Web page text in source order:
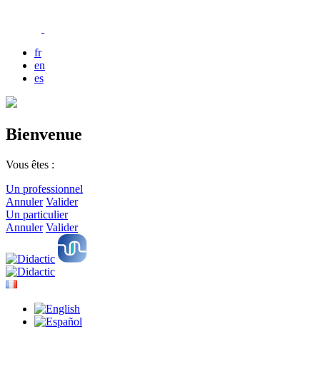
fr
en
es
Bienvenue
Vous êtes :
Un professionnel
Annuler Valider
Un particulier
Annuler Valider